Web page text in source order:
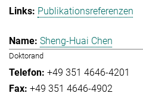
Publikationsreferenzen
Sheng-Huai Chen
Doktorand
+49 351 4646-4201
+49 351 4646-4902